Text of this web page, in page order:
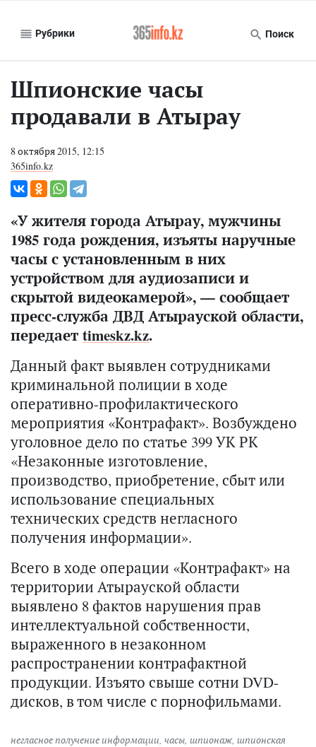
Рубрики Поиск
Шпионские часы
продавали в Атырау
8 октября 2015, 12:15
365info.kz
«У жителя города Атырау, мужчины
1985 года рождения, изъяты наручные
часы с установленным в них
устройством для аудиозаписи и
скрытой видеокамерой», — сообщает
пресс-служба ДВД Атырауской области,
передает timeskz.kz.
Данный факт выявлен сотрудниками
криминальной полиции в ходе
оперативно-профилактического
мероприятия «Контрафакт». Возбуждено
уголовное дело по статье 399 УК РК
«Незаконные изготовление,
производство, приобретение, сбыт или
использование специальных
технических средств негласного
получения информации».
Всего в ходе операции «Контрафакт» на
территории Атырауской области
выявлено 8 фактов нарушения прав
интеллектуальной собственности,
выраженного в незаконном
распространении контрафактной
продукции. Изъято свыше сотни DVD-
дисков, в том числе с порнофильмами.
негласное получение информации, часы, шпионаж, шпионская